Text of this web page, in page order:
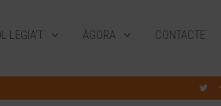
ÀGORA CONTACTE